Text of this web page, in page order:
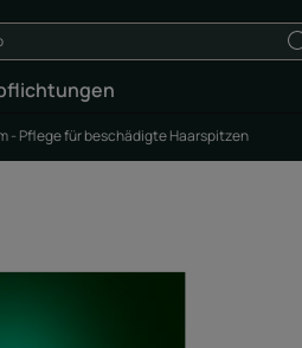
- Pflege für beschädigte Haarspitzen